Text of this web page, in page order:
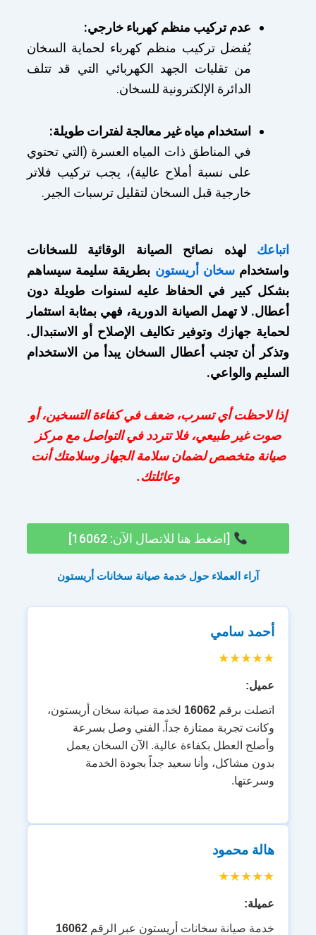
عدم تركيب منظم كهرباء خارجي:
يُفضل تركيب منظم كهرباء لحماية السخان
من تقلبات الجهد الكهربائي التي قد تتلف
الدائرة الإلكترونية للسخان.
استخدام مياه غير معالجة لفترات طويلة:
في المناطق ذات المياه العسرة (التي تحتوي
على نسبة أملاح عالية)، يجب تركيب فلاتر
خارجية قبل السخان لتقليل ترسبات الجير.
اتباعك لهذه نصائح الصيانة الوقائية للسخانات
واستخدامسخان أريستون بطريقة سليمة سيساهم
بشكل كبير في الحفاظ عليه لسنوات طويلة دون
أعطال. لا تهمل الصيانة الدورية، فهي بمثابة استثمار
لحماية جهازك وتوفير تكاليف الإصلاح أو الاستبدال.
وتذكر أن تجنب أعطال السخان يبدأ من الاستخدام
السليم والواعي.
إذا لاحظت أي تسرب، ضعف في كفاءة التسخين، أو
صوت غير طبيعي، فلا تتردد في التواصل مع مركز
صيانة متخصص لضمان سلامة الجهاز وسلامتك أنت
وعائلتك.
[اضغط هنا للاتصال الآن: 16062]
آراء العملاء حول خدمة صيانة سخانات أريستون
أحمد سامي
★★★★★
عميل:
اتصلت برقم 16062 لخدمة صيانة سخان أريستون،
وكانت تجربة ممتازة جداً. الفني وصل بسرعة
وأصلح العطل بكفاءة عالية. الآن السخان يعمل
بدون مشاكل، وأنا سعيد جداً بجودة الخدمة
وسرعتها.
هالة محمود
★★★★★
عميلة:
خدمة صيانة سخانات أريستون عبر الرقم 16062